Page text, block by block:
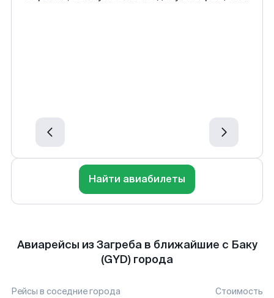
Найти авиабилеты
Авиарейсы из Загреба в ближайшие с Баку
(GYD) города
Рейсы в соседние города Стоимость